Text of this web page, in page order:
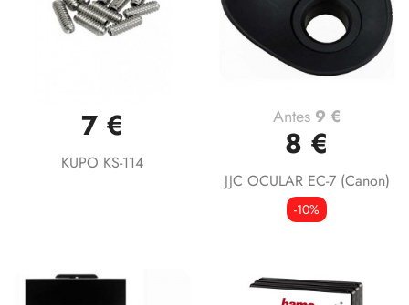
7 €
KUPO KS-114
Antes9 €
8 €
JJC OCULAR EC-7 (Canon)
-10%